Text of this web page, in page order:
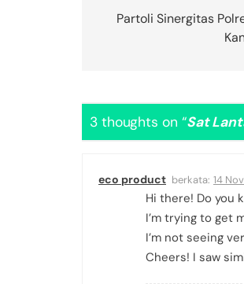
pos
Partoli Sinergitas
3 thoughts on “Sat
eco product berkata: 14
Hi there! Do you
I’m trying to get
I’m not seeing
Cheers! I saw